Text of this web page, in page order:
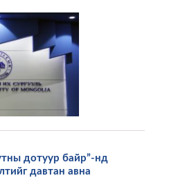
дотуур байр”-нд
давтан авна